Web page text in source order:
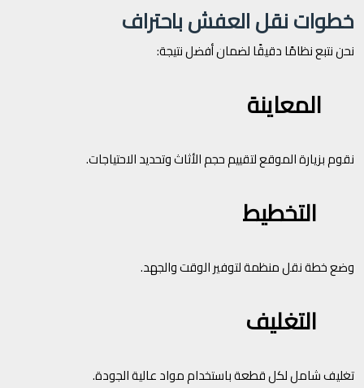
خطوات نقل العفش باحتراف
نحن نتبع نظامًا دقيقًا لضمان أفضل نتيجة:
المعاينة
نقوم بزيارة الموقع لتقييم حجم الأثاث وتحديد الاحتياجات.
التخطيط
وضع خطة نقل منظمة لتوفير الوقت والجهد.
التغليف
تغليف شامل لكل قطعة باستخدام مواد عالية الجودة.